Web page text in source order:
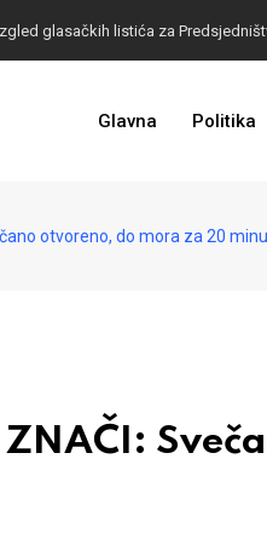
Glavna Politika
otvoreno, do mora za 20
ZNAČI: